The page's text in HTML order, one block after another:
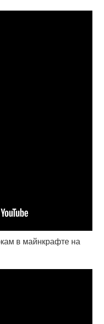
в майнкрафте на